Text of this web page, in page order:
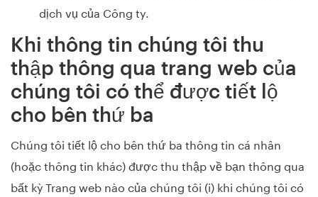
dịch vụ của Công ty.
Khi thông tin chúng tôi thu
thập thông qua trang web của
chúng tôi có thể được tiết lộ
cho bên thứ ba
Chúng tôi tiết lộ cho bên thứ ba thông tin cá nhân
(hoặc thông tin khác) được thu thập về bạn thông qua
bất kỳ Trang web nào của chúng tôi (i) khi chúng tôi có